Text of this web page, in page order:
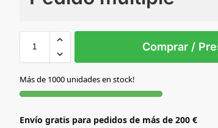
AMARILLO
AZUL
Comprar /
Más de 1000 unidades en stock!
Envío gratis para pedidos de más de 200 €